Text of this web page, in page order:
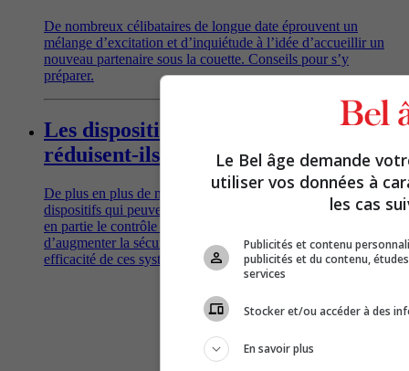
De nombreux célibataires de longue date éprouvent un
mélange d’excitation et d’inquiétude à l’idée d’accueillir un
nouveau partenaire sous la couette. Conseils pour s’y
préparer.
Les dispositifs d’aide à la conduite
réduisent-ils vraiment les accidents?
De plus en plus de nouvelles voitures sont équipées de
dispositifs qui peuvent alerter le conducteur et même prendre
en partie le contrôle à sa place, théoriquement dans le but
d’augmenter la sécurité sur les routes. Qu'en est-il de la réelle
efficacité de ces systèmes?
Le Bel âge demande
utiliser vos données à
les cas
Publicités et contenu
publicités et du contenu,
services
Stocker et/ou accéder à des
En savoir plus